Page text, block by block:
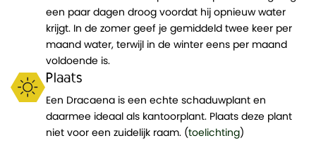
een paar dagen droog voordat hij opnieuw water
krijgt. In de zomer geef je gemiddeld twee keer per
maand water, terwijl in de winter eens per maand
voldoende is.
Plaats
Een Dracaena is een echte schaduwplant en
daarmee ideaal als kantoorplant. Plaats deze plant
niet voor een zuidelijk raam. (toelichting)